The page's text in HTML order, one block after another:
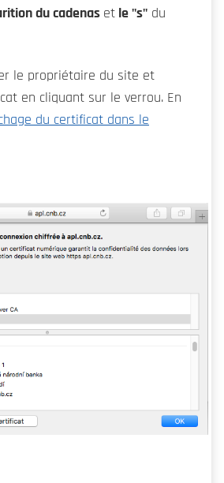
du cadenas et le "s" du
le propriétaire du site et
en cliquant sur le verrou. En
du certificat dans le